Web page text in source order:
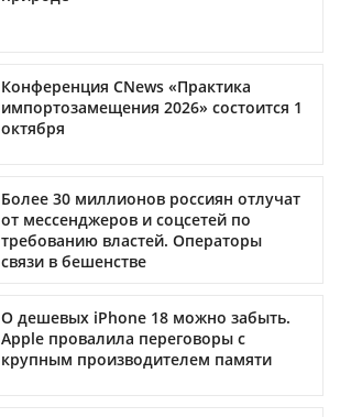
Конференция CNews «Практика
импортозамещения 2026» состоится 1
октября
Более 30 миллионов россиян отлучат
от мессенджеров и соцсетей по
требованию властей. Операторы
связи в бешенстве
О дешевых iPhone 18 можно забыть.
Apple провалила переговоры с
крупным производителем памяти